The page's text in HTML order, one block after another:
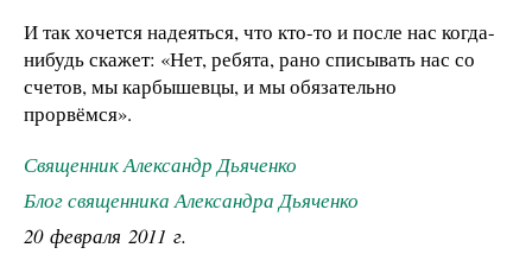
И так хочется надеяться, что кто-то и после нас когда-
нибудь скажет: «Нет, ребята, рано списывать нас со
счетов, мы карбышевцы, и мы обязательно
прорвёмся».
Священник Александр Дьяченко
Блог священника Александра Дьяченко
20 февраля 2011 г.